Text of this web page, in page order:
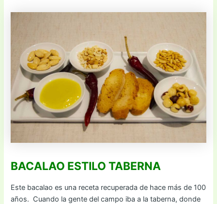
BACALAO ESTILO TABERNA
Este bacalao es una receta recuperada de hace más de 100
años. Cuando la gente del campo iba a la taberna, donde